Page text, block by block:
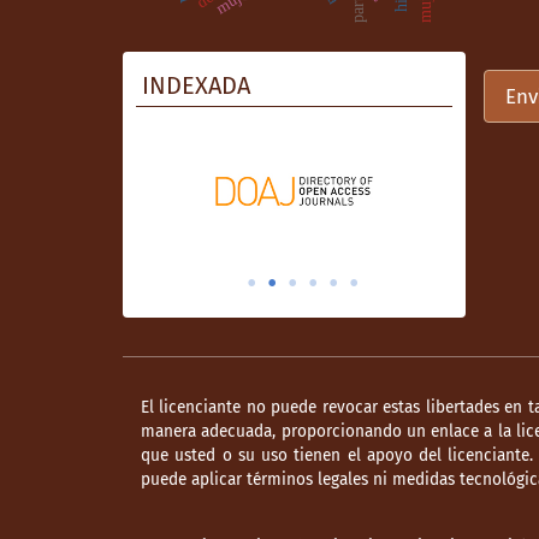
INDEXADA
El licenciante no puede revocar estas libertades
manera adecuada, proporcionando un enlace a la
que usted o su uso tienen el apoyo del licenciante.
puede aplicar términos legales ni medidas